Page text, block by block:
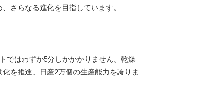
さらなる進化を目指しています。
ではわずか5分しかかかりません。乾燥
を推進。日産2万個の生産能力を誇りま